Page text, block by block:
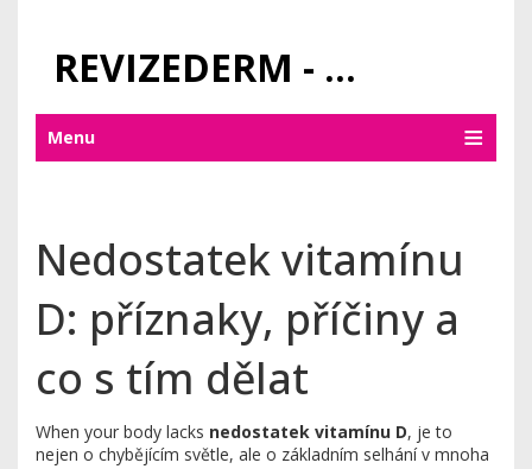
REVIZEDERM - PÉČE O KŮŽI A KOSMETIKA
Menu
Nedostatek vitamínu
D: příznaky, příčiny a
co s tím dělat
When your body lacks nedostatek vitamínu D, je to
nejen o chybějícím světle, ale o základním selhání v mnoha